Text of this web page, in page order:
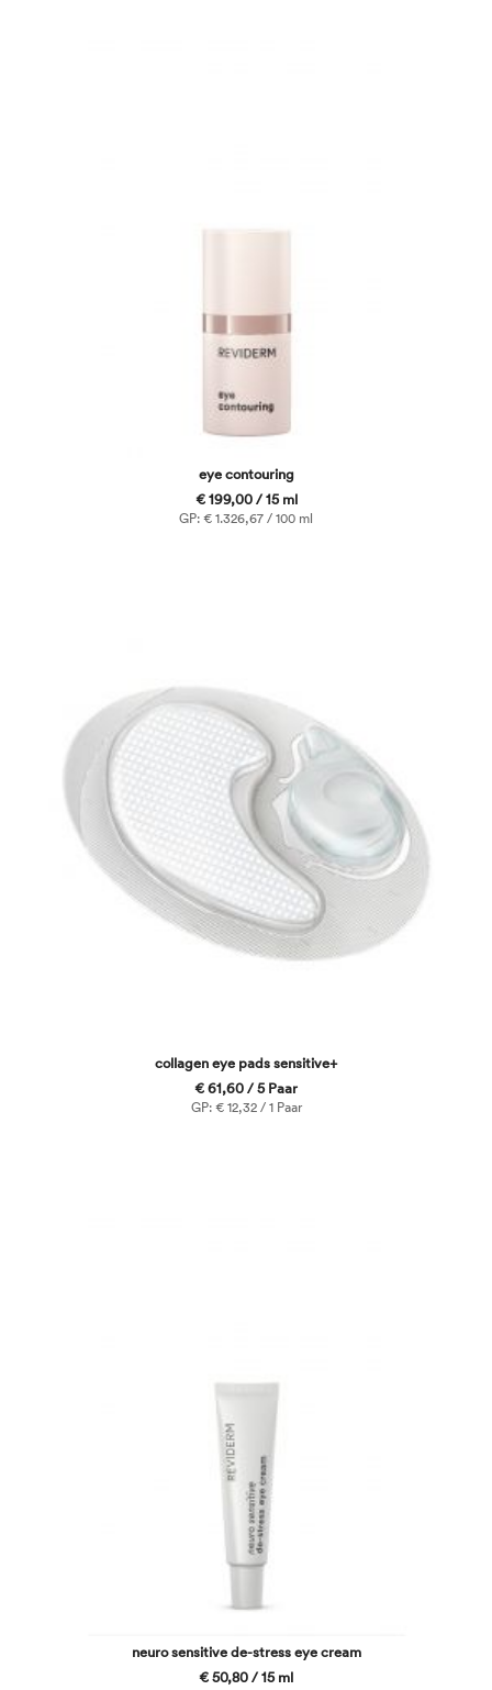
eye contouring
€ 199,00 / 15 ml
GP: € 1.326,67 / 100 ml
collagen eye pads sensitive+
€ 61,60 / 5 Paar
GP: € 12,32 / 1 Paar
neuro sensitive de-stress eye cream
€ 50,80 / 15 ml